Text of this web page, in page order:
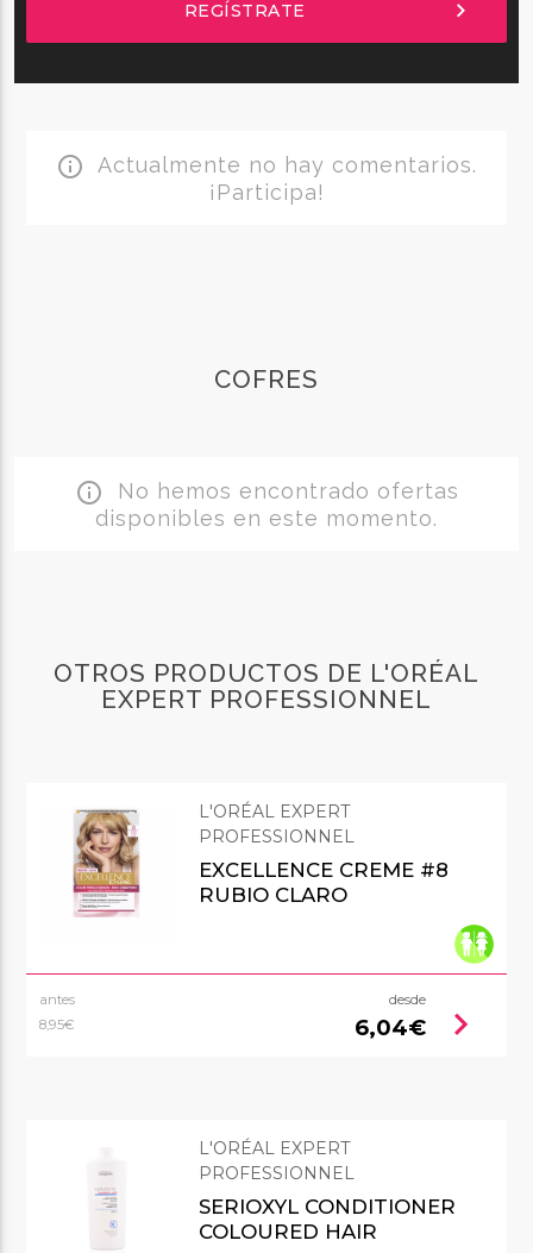
REGÍSTRATE chevron_right
info_outline Actualmente no hay comentarios.
¡Participa!
COFRES
info_outline No hemos encontrado ofertas
disponibles en este momento.
OTROS PRODUCTOS DE L'ORÉAL
EXPERT PROFESSIONNEL
L'ORÉAL EXPERT
PROFESSIONNEL
EXCELLENCE CREME #8
RUBIO CLARO
antes
8,95€
desde
6,04€ chevron_right
L'ORÉAL EXPERT
PROFESSIONNEL
SERIOXYL CONDITIONER
COLOURED HAIR